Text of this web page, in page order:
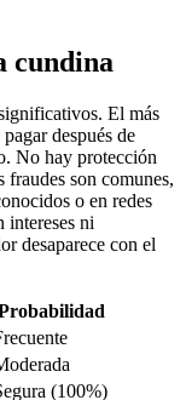
cundina
El más
después de
No hay protección
son comunes,
o en redes
intereses ni
desaparece con el
(100%)